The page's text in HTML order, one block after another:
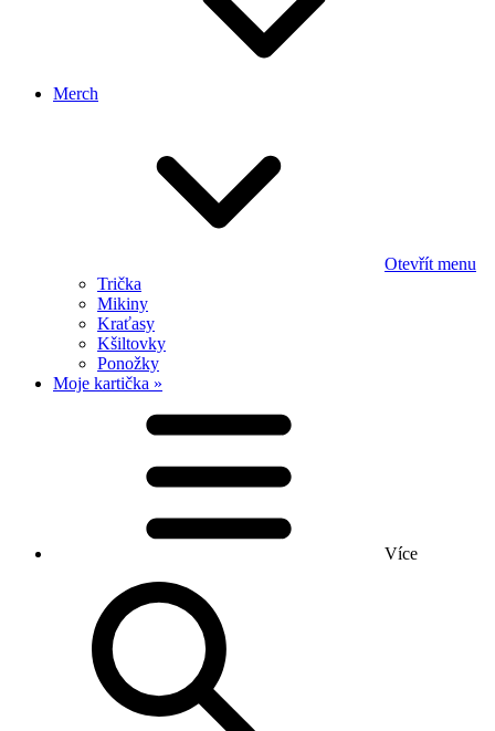
Merch
Otevřít menu
Trička
Mikiny
Kraťasy
Kšiltovky
Ponožky
Moje kartička »
Více